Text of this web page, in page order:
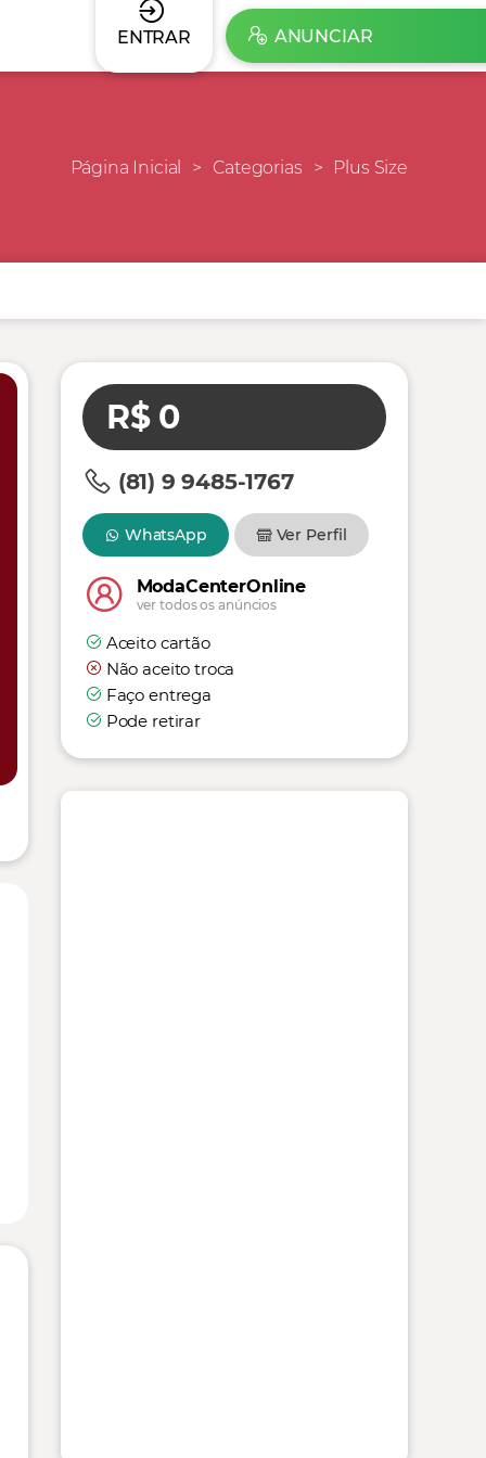
ENTRAR ANUNCIAR
Página Inicial Categorias Plus Size
R$ 0
(81) 9 9485-1767
WhatsApp Ver Perfil
ModaCenterOnline
ver todos os anúncios
Aceito cartão
Não aceito troca
Faço entrega
Pode retirar